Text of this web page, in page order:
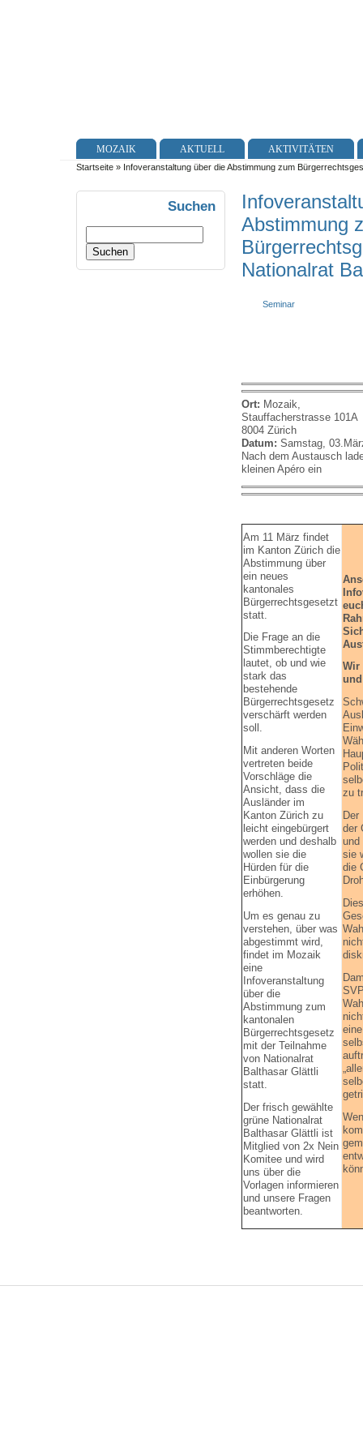
MOZAIK AKTUELL AKTIVITÄTEN
Startseite » Infoveranstaltung über die Abstimmung zum
Abstimmung
Nationalrat
Seminar
Ort: Mozaik,
Stauffacherstrasse 101A
8004 Zürich
Datum: Samstag,
Nach dem Austausch
kleinen Apéro ein
Am 11 März findet
im Kanton Zürich die
Abstimmung über
ein neues
kantonales
Bürgerrechtsgesetzt
statt.
Die Frage an die
Stimmberechtigte
lautet, ob und wie
stark das
bestehende
Bürgerrechtsgesetz
verschärft werden
soll.
Mit anderen Worten
vertreten beide
Vorschläge die
Ansicht, dass die
Ausländer im
Kanton Zürich zu
leicht eingebürgert
werden und deshalb
wollen sie die
Hürden für die
Einbürgerung
erhöhen.
Um es genau zu
verstehen, über was
abgestimmt wird,
findet im Mozaik
eine
Infoveranstaltung
über die
Abstimmung zum
kantonalen
Bürgerrechtsgesetz
mit der Teilnahme
von Nationalrat
Balthasar Glättli
statt.
Der frisch gewählte
grüne Nationalrat
Balthasar Glättli ist
Mitglied von 2x Nein
Komitee und wird
uns über die
Vorlagen informieren
und unsere Fragen
beantworten.
Wir
zu
der
und
sie
die
Suchen